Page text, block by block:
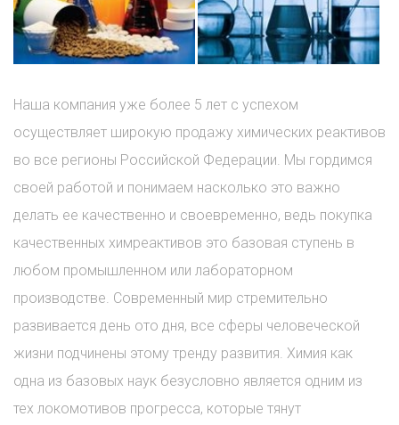
Наша компания уже более 5 лет с успехом
осуществляет широкую продажу химических реактивов
во все регионы Российской Федерации. Мы гордимся
своей работой и понимаем насколько это важно
делать ее качественно и своевременно, ведь покупка
качественных химреактивов это базовая ступень в
любом промышленном или лабораторном
производстве. Современный мир стремительно
развивается день ото дня, все сферы человеческой
жизни подчинены этому тренду развития. Химия как
одна из базовых наук безусловно является одним из
тех локомотивов прогресса, которые тянут